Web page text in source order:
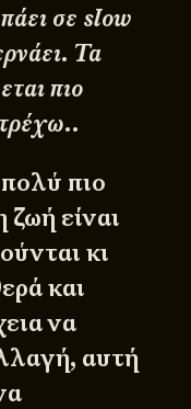
σε slow
Τα
πιο
πιο
είναι
κι
και
να
αυτή